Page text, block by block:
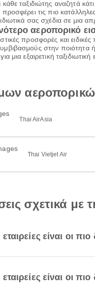
ταξιδιώτης αναζητά
τις πιο
σας σχέδια σε μια
αεροπορικό
προσφορές και
στην ποιότητα
μια εξαιρετική
Thai AirAsia
Thai Vietjet Air
σχετικά
είναι οι
είναι οι